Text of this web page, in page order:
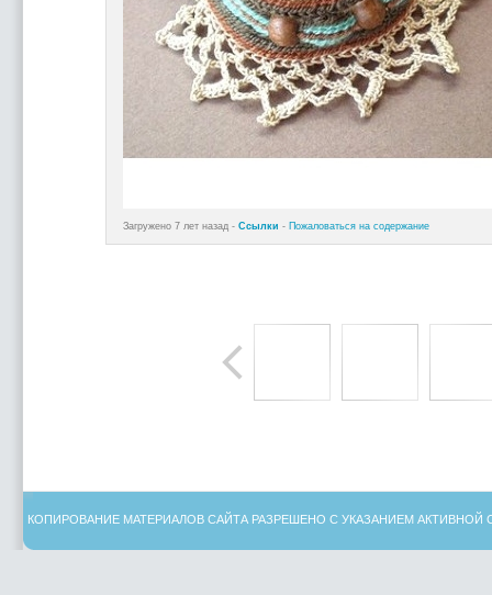
Загружено 7 лет назад - Ссылки - Пожаловаться на содержание
КОПИРОВАНИЕ МАТЕРИАЛОВ САЙТА РАЗРЕШЕНО С УКАЗАНИЕМ АКТИВНОЙ